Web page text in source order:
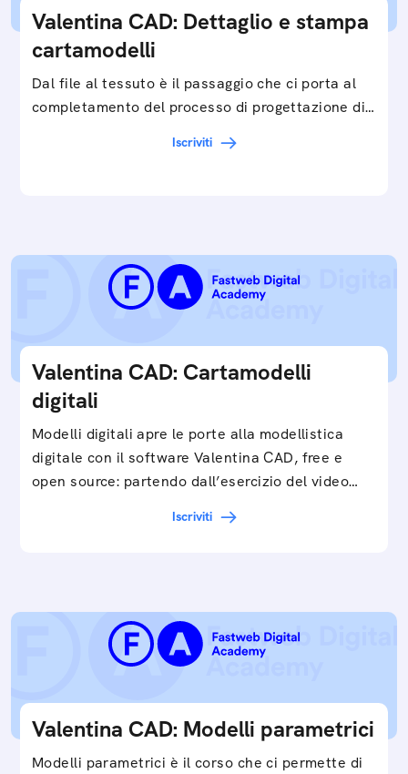
Valentina CAD: Dettaglio e stampa
cartamodelli
Dal file al tessuto è il passaggio che ci porta al
completamento del processo di progettazione di
Iscriviti
Valentina CAD: Cartamodelli
digitali
Modelli digitali apre le porte alla modellistica
digitale con il software Valentina CAD, free e
open source: partendo dall’esercizio del video…
Iscriviti
Valentina CAD: Modelli parametrici
Modelli parametrici è il corso che ci permette di